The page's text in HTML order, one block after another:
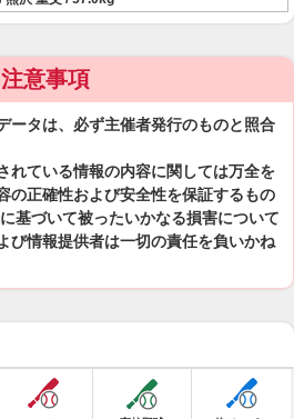
注意事項
ータは、必ず主催者発行のものと照合
れている情報の内容に関しては万全を
の正確性および安全性を保証するもの
基づいて被ったいかなる損害について
び情報提供者は一切の責任を負いかね